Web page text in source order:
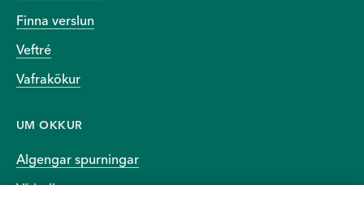
Finna verslun
Veftré
Vafrakökur
UM OKKUR
Algengar spurningar
Vísindin